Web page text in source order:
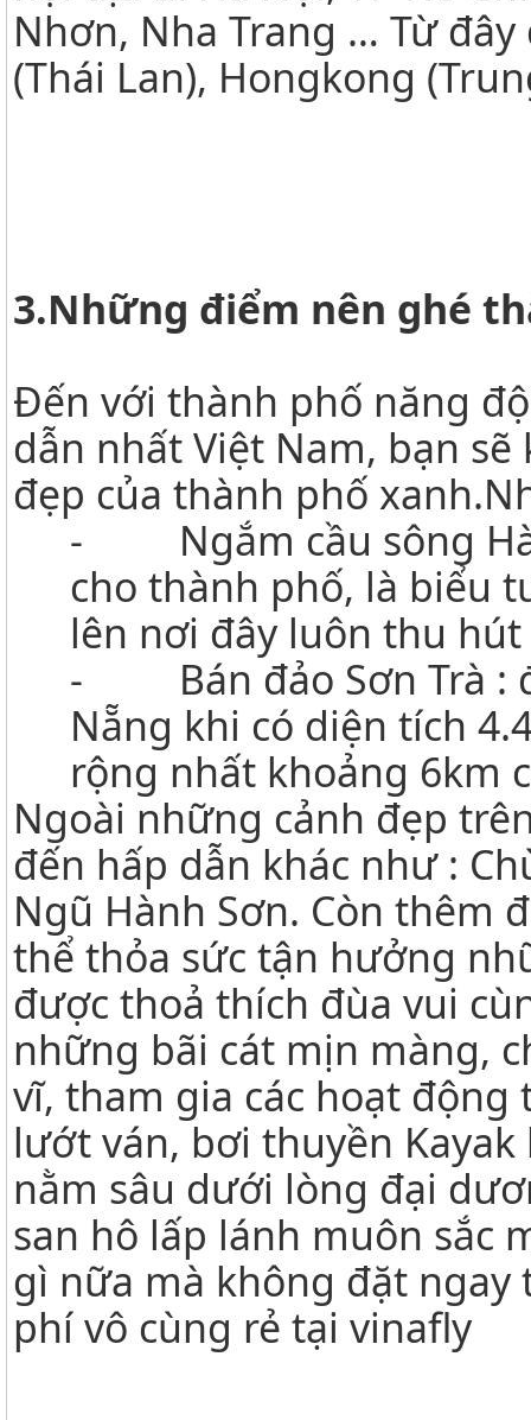
Nhơn, Nha Trang … Từ
(Thái Lan), Hongkong
3.Những điểm nên ghé
Đến với thành phố năng
dẫn nhất Việt Nam, bạn
đẹp của thành phố
- Ngắm cầu sông
cho thành phố, là biểu
lên nơi đây luôn thu
- Bán đảo Sơn Trà :
Nẵng khi có diện tích
rộng nhất khoảng 6km
Ngoài những cảnh đẹp
đến hấp dẫn khác như :
Ngũ Hành Sơn. Còn thêm
thể thỏa sức tận hưởng
được thoả thích đùa vui
những bãi cát mịn màng,
vĩ, tham gia các hoạt
lướt ván, bơi thuyền
nằm sâu dưới lòng đại
san hô lấp lánh muôn sắc
gì nữa mà không đặt ngay
phí vô cùng rẻ tại vinafly